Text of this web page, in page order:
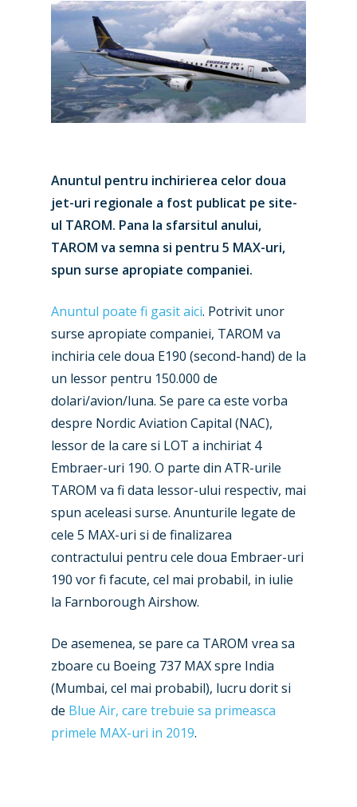
Anuntul pentru inchirierea celor doua
jet-uri regionale a fost publicat pe site-
ul TAROM. Pana la sfarsitul anului,
TAROM va semna si pentru 5 MAX-uri,
spun surse apropiate companiei.
Anuntul poate fi gasit aici. Potrivit unor
surse apropiate companiei, TAROM va
inchiria cele doua E190 (second-hand) de la
un lessor pentru 150.000 de
dolari/avion/luna. Se pare ca este vorba
despre Nordic Aviation Capital (NAC),
lessor de la care si LOT a inchiriat 4
Embraer-uri 190. O parte din ATR-urile
TAROM va fi data lessor-ului respectiv, mai
spun aceleasi surse. Anunturile legate de
cele 5 MAX-uri si de finalizarea
contractului pentru cele doua Embraer-uri
190 vor fi facute, cel mai probabil, in iulie
la Farnborough Airshow.
De asemenea, se pare ca TAROM vrea sa
zboare cu Boeing 737 MAX spre India
(Mumbai, cel mai probabil), lucru dorit si
de Blue Air, care trebuie sa primeasca
primele MAX-uri in 2019.
New Routes
Industry
Accidents / Incidents
Airshows
Dubai 2025
Paris 2025
Farnborough 2024
Paris 2023
Paris 2019
Business Jets
Military
Trip Reports
Marketplace
Contact